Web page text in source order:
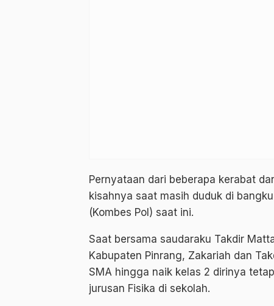
Pernyataan dari beberapa kerabat
kisahnya saat masih duduk di
(Kombes Pol) saat ini.
Saat bersama saudaraku Takdir
Kabupaten Pinrang, Zakariah dan
SMA hingga naik kelas 2 dirinya
jurusan Fisika di sekolah.